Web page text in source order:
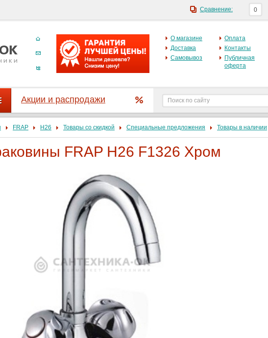
О магазине
Доставка
Самовывоз
Оплата
Контакты
Публичная
оферта
Акции и распродажи
FRAP H26 Товары со скидкой Специальные предложения Товары в наличии
FRAP H26 F1326 Хром
Сравнение: 0